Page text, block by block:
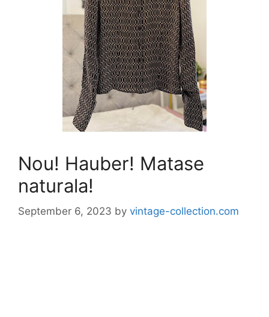
Nou! Hauber! Matase
naturala!
September 6, 2023 by vintage-collection.com